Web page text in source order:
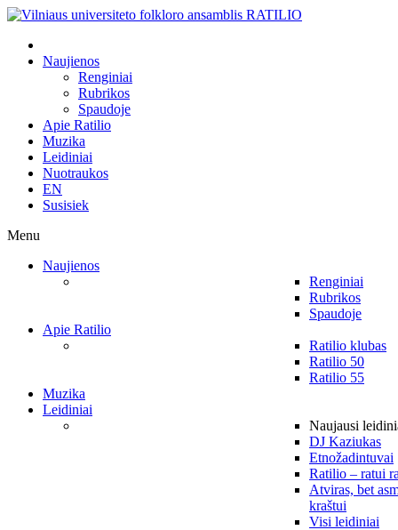
Naujienos
Renginiai
Rubrikos
Spaudoje
Apie Ratilio
Muzika
Leidiniai
Nuotraukos
EN
Susisiek
Menu
Naujienos
Renginiai
Rubrikos
Spaudoje
Apie Ratilio
Ratilio klubas
Ratilio 50
Ratilio 55
Muzika
Leidiniai
Naujausi
DJ Kaziukas
Etnožadintuvai
Ratilio – ratui
Atviras, bet
kraštui
Visi leidiniai